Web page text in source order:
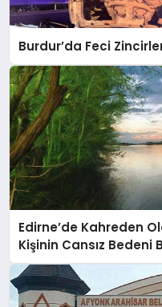
Burdur’da Feci
Edirne’de Kahreden
Kişinin Cansız Bedeni